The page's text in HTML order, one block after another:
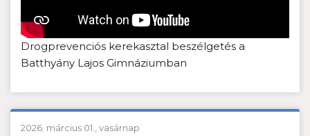
Drogprevenciós kerekasztal beszélgetés a
Batthyány Lajos Gimnáziumban
2026. március 01., vasárnap